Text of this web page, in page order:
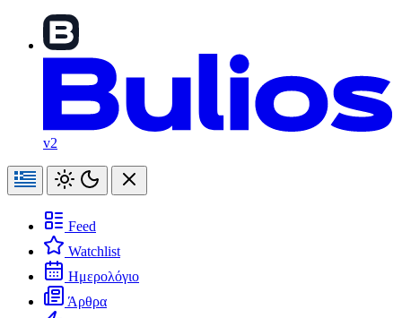
v2
Feed
Watchlist
Ημερολόγιο
Άρθρα